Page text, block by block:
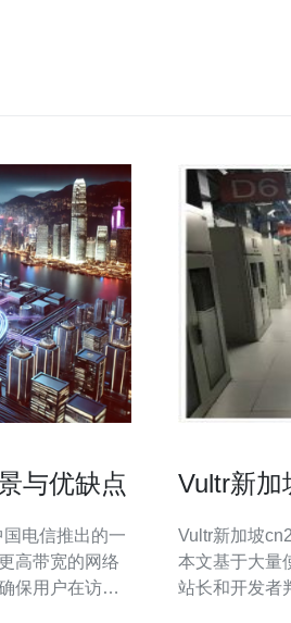
与优缺点
高带宽的网络
保用户在访问
Vultr新加
Vultr新加坡
本文基于大量
站长和开发者判断